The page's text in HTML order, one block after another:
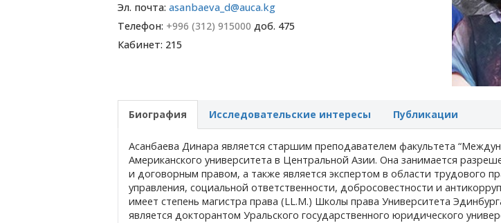
Эл. почта: asanbaeva_d@auca.kg
Телефон: +996 (312) 915000 доб. 475
Кабинет: 215
Биография Исследовательские интересы Публикации
Асанбаева Динара является старшим преподавателем факультета
Американского университета в Центральной Азии. Она занимается
и договорным правом, а также является экспертом в области трудового
управления, социальной ответственности, добросовестности и
имеет степень магистра права (LL.M.) Школы права Университета
является докторантом Уральского государственного юридического